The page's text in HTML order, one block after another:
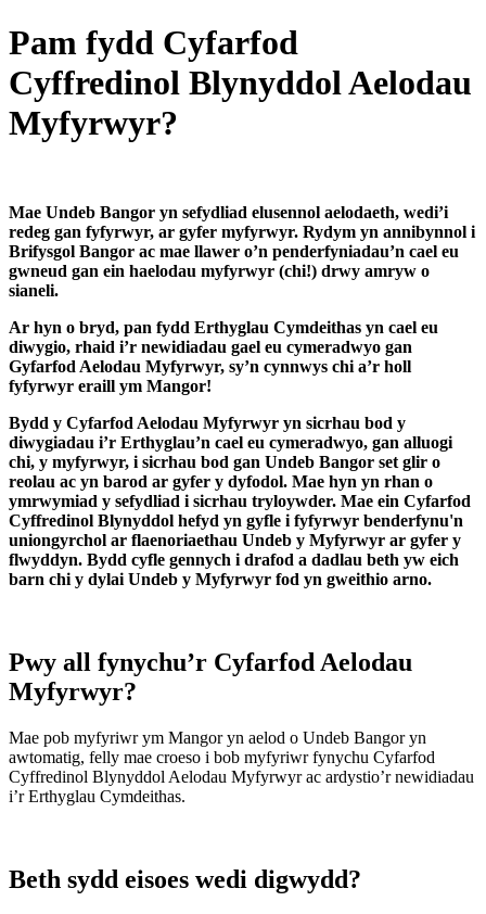
Pam fydd Cyfarfod
Cyffredinol Blynyddol Aelodau
Myfyrwyr?
Mae Undeb Bangor yn sefydliad elusennol aelodaeth, wedi’i
redeg gan fyfyrwyr, ar gyfer myfyrwyr. Rydym yn annibynnol i
Brifysgol Bangor ac mae llawer o’n penderfyniadau’n cael eu
gwneud gan ein haelodau myfyrwyr (chi!) drwy amryw o
sianeli.
Ar hyn o bryd, pan fydd Erthyglau Cymdeithas yn cael eu
diwygio, rhaid i’r newidiadau gael eu cymeradwyo gan
Gyfarfod Aelodau Myfyrwyr, sy’n cynnwys chi a’r holl
fyfyrwyr eraill ym Mangor!
Bydd y Cyfarfod Aelodau Myfyrwyr yn sicrhau bod y
diwygiadau i’r Erthyglau’n cael eu cymeradwyo, gan alluogi
chi, y myfyrwyr, i sicrhau bod gan Undeb Bangor set glir o
reolau ac yn barod ar gyfer y dyfodol. Mae hyn yn rhan o
ymrwymiad y sefydliad i sicrhau tryloywder. Mae ein Cyfarfod
Cyffredinol Blynyddol hefyd yn gyfle i fyfyrwyr benderfynu'n
uniongyrchol ar flaenoriaethau Undeb y Myfyrwyr ar gyfer y
flwyddyn. Bydd cyfle gennych i drafod a dadlau beth yw eich
barn chi y dylai Undeb y Myfyrwyr fod yn gweithio arno.
Pwy all fynychu’r Cyfarfod Aelodau
Myfyrwyr?
Mae pob myfyriwr ym Mangor yn aelod o Undeb Bangor yn
awtomatig, felly mae croeso i bob myfyriwr fynychu Cyfarfod
Cyffredinol Blynyddol Aelodau Myfyrwyr ac ardystio’r newidiadau
i’r Erthyglau Cymdeithas.
Beth sydd eisoes wedi digwydd?